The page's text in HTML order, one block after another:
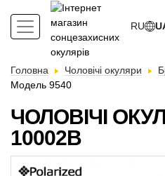
RU
Головна Чоловічі окуляри
Модель 9540
ЧОЛОВІЧІ
10002B